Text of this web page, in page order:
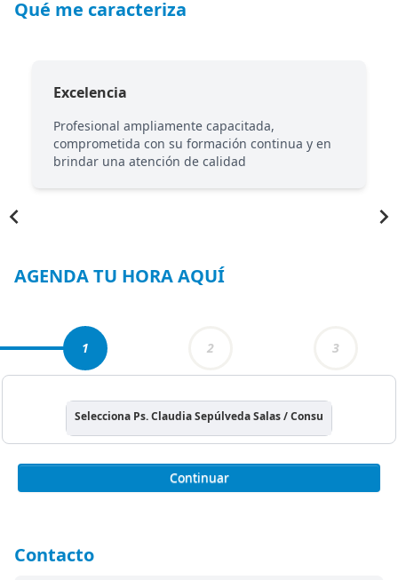
Qué me caracteriza
Excelencia
Profesional ampliamente capacitada,
comprometida con su formación continua y en
brindar una atención de calidad
AGENDA TU HORA AQUÍ
1 2 3
Selecciona Ps. Claudia Sepúlveda Salas / Consulta
Continuar
Contacto